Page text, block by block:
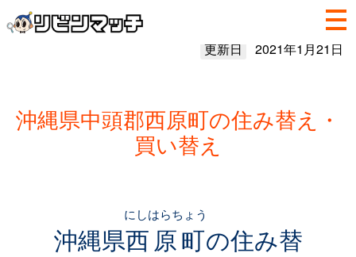
更新日 2021年1月21日
沖縄県中頭郡西原町の住み替え・
買い替え
沖縄県西原町
にしはらちょう
の住み替